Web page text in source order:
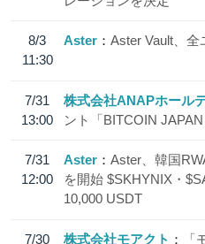
8/3
11:30
Aster Aster Vault、
7/31
13:00
株式会社ANAPホール
ント「BITCOIN
7/31
12:00
Aster
Aster、韓国
を開始 $SKHYNIX・
10,000 USDT
7/30
株式会社モアクト